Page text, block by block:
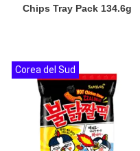
Chips Tray Pack 134.6g
Corea del Sud